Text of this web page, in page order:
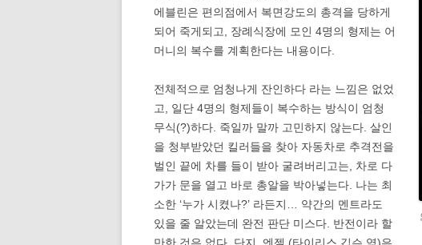
에블린은 편의점에서 복면강도의 총격을 당하게
되어 죽게되고, 장례식장에 모인 4명의 형제는 어
머니의 복수를 계획한다는 내용이다.
전체적으로 엄청나게 잔인하다 라는 느낌은 없었
고, 일단 4명의 형제들이 복수하는 방식이 엄청
무식(?)하다. 죽일까 말까 고민하지 않는다. 살인
을 청부받았던 킬러들을 찾아 자동차로 추격전을
벌인 끝에 차를 들이 받아 굴려버리고는, 차로 다
가가 문을 열고 바로 총알을 박아넣는다. 나는 최
소한 ‘누가 시켰나?’ 라든지… 약간의 멘트라도
있을 줄 알았는데 완전 판단 미스다. 반전이라 할